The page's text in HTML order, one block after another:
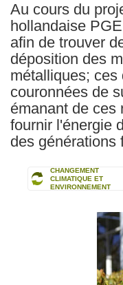
Au cours du
hollandaise
afin de trouver
déposition des
métalliques; ces
couronnées de
émanant de ces
fournir l'énergie
des générations
CHANGEMENT
CLIMATIQUE ET
ENVIRONNEMENT